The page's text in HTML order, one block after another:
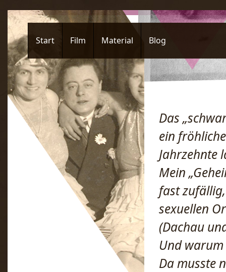
Start Film Material Blog
Das
ein
Jahrzehnte
Mein
fast
sexuellen
(Dachau
Und
Da musste